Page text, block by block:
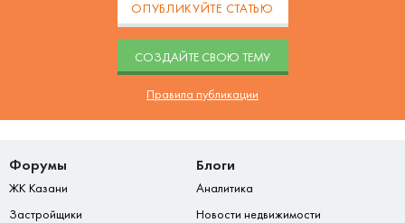
ОПУБЛИКУЙТЕ СТАТЬЮ
CОЗДАЙТЕ СВОЮ ТЕМУ
Правила публикации
Форумы
ЖК Казани
Застройщики
Блоги
Аналитика
Новости недвижимости